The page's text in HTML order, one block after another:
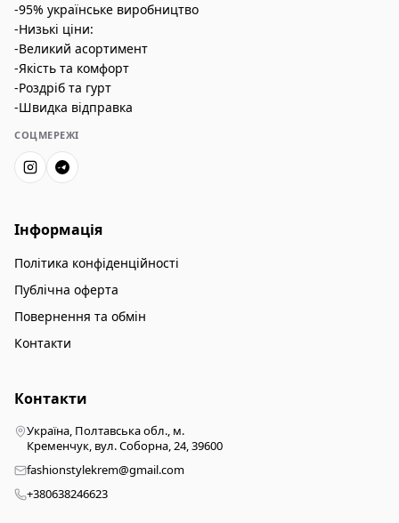
-95% українське виробництво
-Низькі ціни:
-Великий асортимент
-Якість та комфорт
-Роздріб та гурт
-Швидка відправка
СОЦМЕРЕЖІ
Інформація
Політика конфіденційності
Публічна оферта
Повернення та обмін
Контакти
Контакти
Україна, Полтавська обл., м.
Кременчук, вул. Соборна, 24, 39600
fashionstylekrem@gmail.com
+380638246623